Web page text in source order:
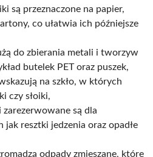
są przeznaczone na papier,
co ułatwia ich późniejsze
do zbierania metali i tworzyw
butelek PET oraz puszek,
na szkło, w których
czy słoiki,
zarezerwowane są dla
jak resztki jedzenia oraz opadłe
odpady zmieszane, które